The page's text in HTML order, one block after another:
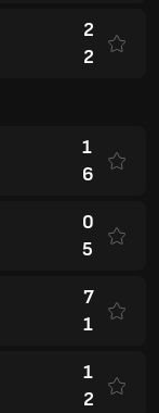
2
2
1
6
0
5
7
1
1
2